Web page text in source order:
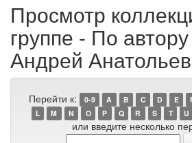
Просмотр
группе - По
Андрей
Перейти к: 0-9 A B C D E
L
M N O P Q R S T U
или введите несколько